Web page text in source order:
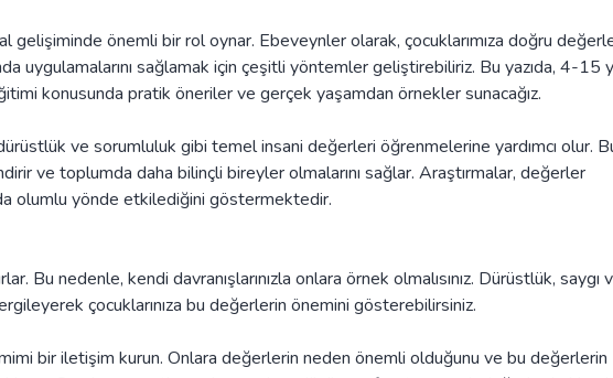
gelişiminde önemli bir rol oynar. Ebeveynler olarak, çocuklarımıza doğru
uygulamalarını sağlamak için çeşitli yöntemler geliştirebiliriz. Bu yazıda, 4-15
konusunda pratik öneriler ve gerçek yaşamdan örnekler sunacağız.
ve sorumluluk gibi temel insani değerleri öğrenmelerine yardımcı olur.
ve toplumda daha bilinçli bireyler olmalarını sağlar. Araştırmalar, değerler
olumlu yönde etkilediğini göstermektedir.
Bu nedenle, kendi davranışlarınızla onlara örnek olmalısınız. Dürüstlük, saygı
çocuklarınıza bu değerlerin önemini gösterebilirsiniz.
bir iletişim kurun. Onlara değerlerin neden önemli olduğunu ve bu değerlerin